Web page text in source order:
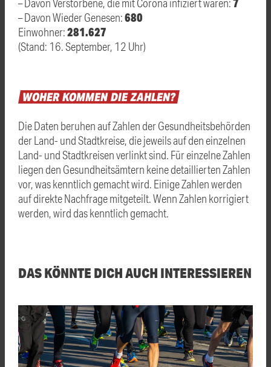
– Davon Wieder Genesen:680
Einwohner:281.627
(Stand: 16. September, 12 Uhr)
WOHERKOMMENDIEZAHLEN?
Die Daten beruhen auf Zahlen der Gesundheitsbehörden
der Land- und Stadtkreise, die jeweils auf den einzelnen
Land- und Stadtkreisen verlinkt sind. Für einzelne Zahlen
liegen den Gesundheitsämtern keine detaillierten Zahlen
vor, was kenntlich gemacht wird. Einige Zahlen werden
auf direkte Nachfrage mitgeteilt. Wenn Zahlen korrigiert
werden, wird das kenntlich gemacht.
DAS KÖNNTE DICH AUCH INTERESSIEREN